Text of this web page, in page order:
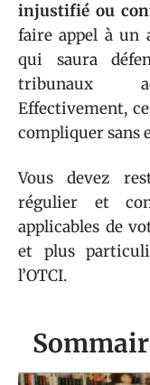
injustifié ou
faire appel à un
qui saura
tribunaux
Effectivement,
compliquer sans
Vous devez
régulier et
applicables de
et plus
l’OTCI.